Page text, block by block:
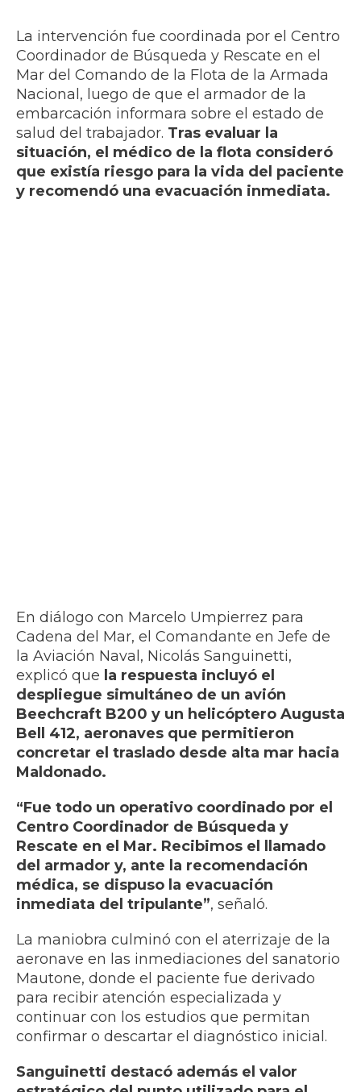
La intervención fue coordinada por el Centro
Coordinador de Búsqueda y Rescate en el
Mar del Comando de la Flota de la Armada
Nacional, luego de que el armador de la
embarcación informara sobre el estado de
salud del trabajador. Tras evaluar la
situación, el médico de la flota consideró
que existía riesgo para la vida del paciente
y recomendó una evacuación inmediata.
En diálogo con Marcelo Umpierrez para
Cadena del Mar, el Comandante en Jefe de
la Aviación Naval, Nicolás Sanguinetti,
explicó que la respuesta incluyó el
despliegue simultáneo de un avión
Beechcraft B200 y un helicóptero Augusta
Bell 412, aeronaves que permitieron
concretar el traslado desde alta mar hacia
Maldonado.
“Fue todo un operativo coordinado por el
Centro Coordinador de Búsqueda y
Rescate en el Mar. Recibimos el llamado
del armador y, ante la recomendación
médica, se dispuso la evacuación
inmediata del tripulante”, señaló.
La maniobra culminó con el aterrizaje de la
aeronave en las inmediaciones del sanatorio
Mautone, donde el paciente fue derivado
para recibir atención especializada y
continuar con los estudios que permitan
confirmar o descartar el diagnóstico inicial.
Sanguinetti destacó además el valor